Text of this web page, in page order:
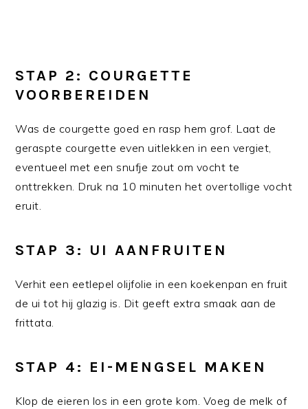
STAP 2: COURGETTE
VOORBEREIDEN
Was de courgette goed en rasp hem grof. Laat de
geraspte courgette even uitlekken in een vergiet,
eventueel met een snufje zout om vocht te
onttrekken. Druk na 10 minuten het overtollige vocht
eruit.
STAP 3: UI AANFRUITEN
Verhit een eetlepel olijfolie in een koekenpan en fruit
de ui tot hij glazig is. Dit geeft extra smaak aan de
frittata.
STAP 4: EI-MENGSEL MAKEN
Klop de eieren los in een grote kom. Voeg de melk of